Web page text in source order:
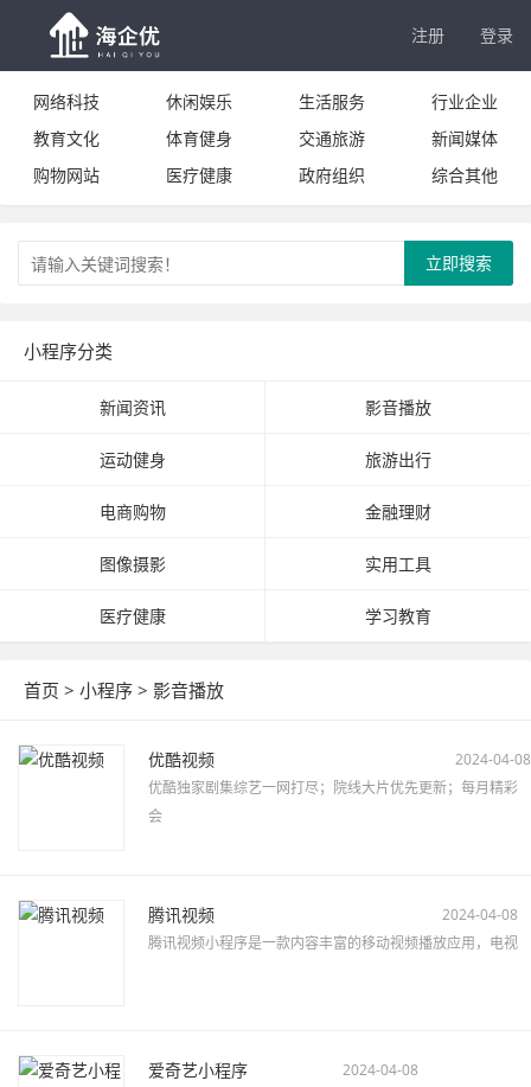
注册 登录
网络科技 休闲娱乐 生活服务
行业企业
教育文化
体育健身 交通旅游
新闻媒体
购物网站
医疗健康 政府组织 综合其他
立即搜索
小程序分类
新闻资讯 影音播放
运动健身 旅游出行
电商购物 金融理财
图像摄影 实用工具
医疗健康 学习教育
首页 > 小程序 > 影音播放
优酷视频
2024-04-08
优酷独家剧集综艺一网打尽；院线大片优先更新；每月精彩
会
腾讯视频
2024-04-08
腾讯视频小程序是一款内容丰富的移动视频播放应用，电视
爱奇艺小程序
2024-04-08